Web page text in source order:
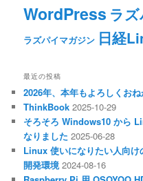
WordPress ラ
ラズパイマガジン 日経
最近の投稿
2026年、本年もよろしくお
ThinkBook 2025-10-29
そろそろ Windows10 から
なりました 2025-06-28
Linux 使いになりたい人向
開発環境 2024-08-16